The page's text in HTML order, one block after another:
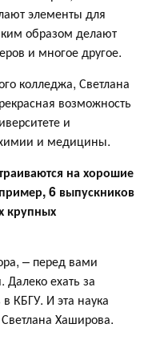
элементы для
образом делают
и многое другое.
колледжа, Светлана
возможность
и
химии и медицины.
на хорошие
6 выпускников
крупных
– перед вами
ехать за
КБГУ. И эта наука
Хаширова.